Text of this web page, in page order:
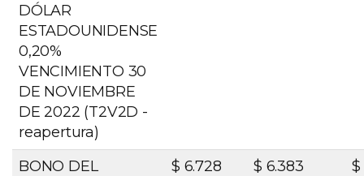
DÓLAR
ESTADOUNIDENSE
0,20%
VENCIMIENTO 30
DE NOVIEMBRE
DE 2022 (T2V2D -
reapertura)
BONO DEL
$ 6.728 $ 6.383 $